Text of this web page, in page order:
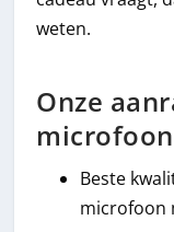
weten.
Onze
Beste
microfoon